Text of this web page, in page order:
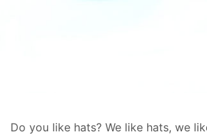
Do you like hats? We like hats, we